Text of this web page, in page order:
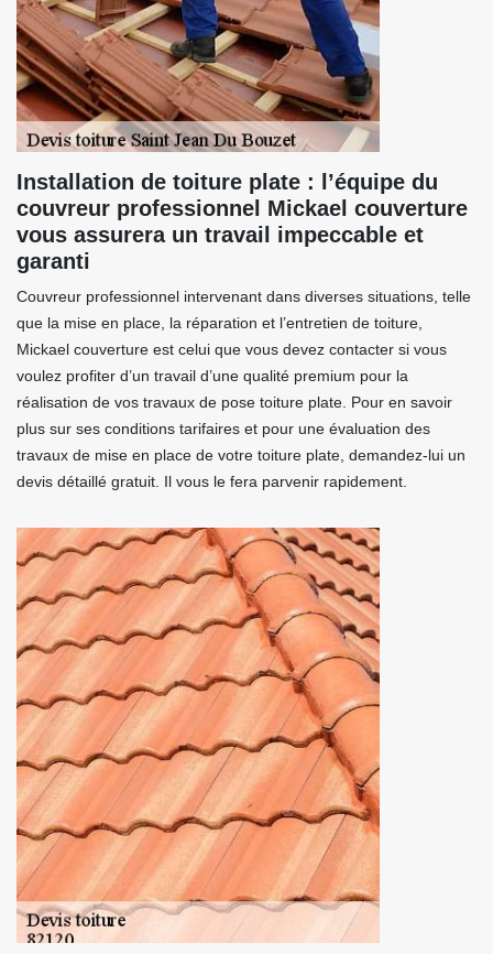
Installation de toiture plate : l’équipe du
couvreur professionnel Mickael couverture
vous assurera un travail impeccable et
garanti
Couvreur professionnel intervenant dans diverses situations, telle
que la mise en place, la réparation et l’entretien de toiture,
Mickael couverture est celui que vous devez contacter si vous
voulez profiter d’un travail d’une qualité premium pour la
réalisation de vos travaux de pose toiture plate. Pour en savoir
plus sur ses conditions tarifaires et pour une évaluation des
travaux de mise en place de votre toiture plate, demandez-lui un
devis détaillé gratuit. Il vous le fera parvenir rapidement.